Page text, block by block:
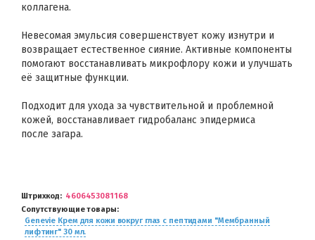
коллагена.
Невесомая эмульсия совершенствует кожу изнутри и
возвращает естественное сияние. Активные компоненты
помогают восстанавливать микрофлору кожи и улучшать
её защитные функции.
Подходит для ухода за чувствительной и проблемной
кожей, восстанавливает гидробаланс эпидермиса
после загара.
Штрихкод
4606453081168
Сопутствующие товары
Genevie Крем для кожи вокруг глаз с пептидами "Мембранный
лифтинг" 30 мл.